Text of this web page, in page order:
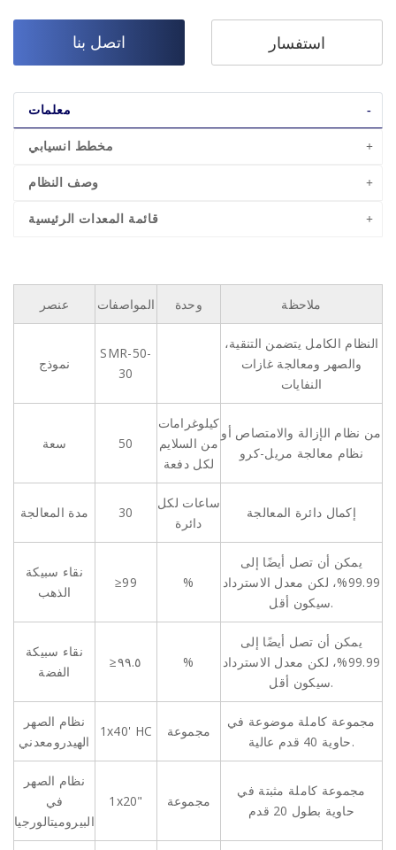
اتصل بنا استفسار
معلمات
مخطط انسيابي
وصف النظام
قائمة المعدات الرئيسية
عنصر المواصفات وحدة ملاحظة
نموذج
SMR-50-
30
النظام الكامل يتضمن التنقية،
والصهر ومعالجة غازات
النفايات
سعة 50
كيلوغرامات
من السلايم
لكل دفعة
من نظام الإزالة والامتصاص أو
نظام معالجة مريل-كرو
مدة المعالجة 30
ساعات لكل
دائرة
إكمال دائرة المعالجة
نقاء سبيكة
الذهب
≥99 %
يمكن أن تصل أيضًا إلى
99.99%، لكن معدل الاسترداد
سيكون أقل.
نقاء سبيكة
الفضة
≥٩٩.٥ %
يمكن أن تصل أيضًا إلى
99.99%، لكن معدل الاسترداد
سيكون أقل.
نظام الصهر
الهيدرومعدني
1x40' HC مجموعة
مجموعة كاملة موضوعة في
حاوية 40 قدم عالية.
نظام الصهر
في
البيروميتالورجيا
1x20" مجموعة
مجموعة كاملة مثبتة في
حاوية بطول 20 قدم